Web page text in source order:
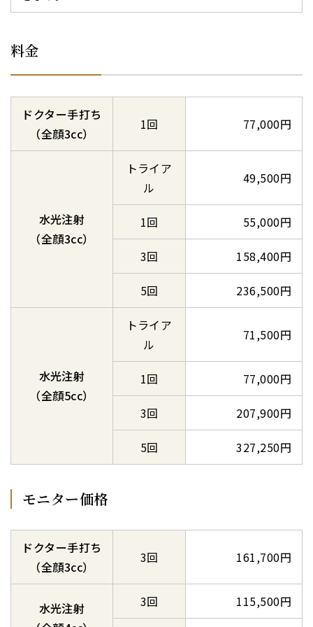
料金
ドクター手打ち
（全顔3cc）
1回 77,000円
水光注射
（全顔3cc）
トライア
ル
49,500円
1回 55,000円
3回 158,400円
5回 236,500円
水光注射
（全顔5cc）
トライア
ル
71,500円
1回 77,000円
3回 207,900円
5回 327,250円
モニター価格
ドクター手打ち
（全顔3cc）
3回 161,700円
水光注射
3回 115,500円